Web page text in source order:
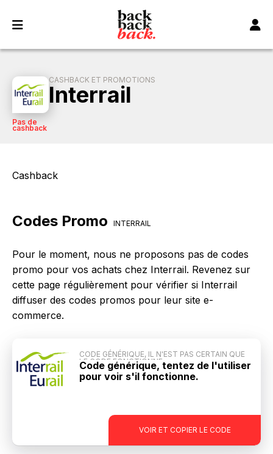
CASHBACK ET PROMOTIONS
Interrail
Pas de
cashback
Cashback
Codes Promo INTERRAIL
Pour le moment, nous ne proposons pas de codes
promo pour vos achats chez Interrail. Revenez sur
cette page régulièrement pour vérifier si Interrail
diffuser des codes promos pour leur site e-
commerce.
VOIR ET COPIER LE CODE
CODE GÉNÉRIQUE, IL N'EST PAS CERTAIN QUE
LE CODE FONCTIONNE
Code générique, tentez de l'utiliser
pour voir s'il fonctionne.